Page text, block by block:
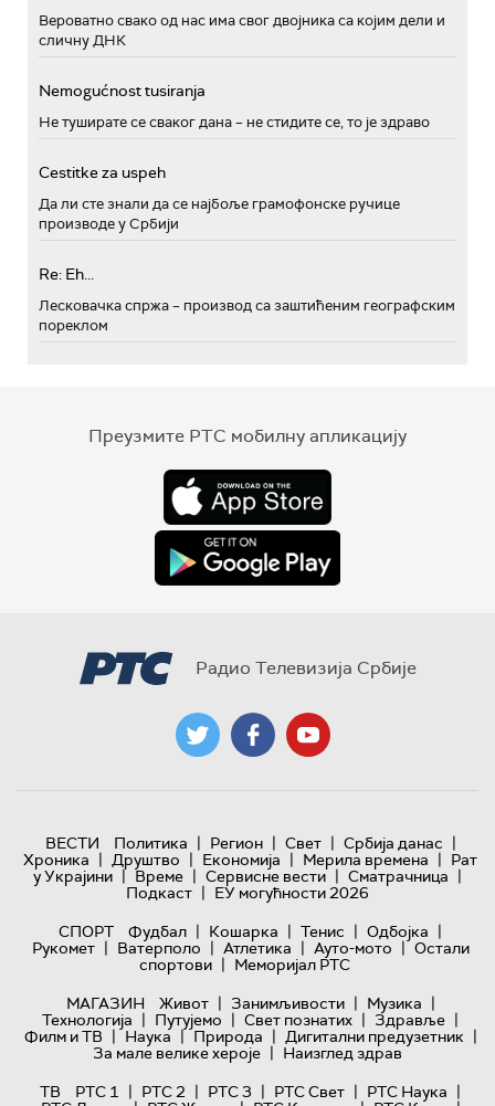
Вероватно свако од нас има свог двојника са којим дели и
сличну ДНК
Nemogućnost tusiranja
Не туширате се сваког дана – не стидите се, то је здраво
Cestitke za uspeh
Да ли сте знали да се најбоље грамофонске ручице
производе у Србији
Re: Eh...
Лесковачка спржа – производ са заштићеним географским
пореклом
Преузмите РТС мобилну апликацију
Радио Телевизија Србије
ВЕСТИ Политика | Регион | Свет | Србија данас |
Хроника | Друштво | Економија | Мерила времена | Рат
у Украјини | Време | Сервисне вести | Сматрачница |
Подкаст | ЕУ могућности 2026
СПОРТ
Фудбал | Кошарка | Тенис | Одбојка |
Рукомет | Ватерполо | Атлетика | Ауто-мото | Остали
спортови | Меморијал РТС
МАГАЗИН
Живот | Занимљивости | Музика |
Технологијa | Путујемо | Свет познатих | Здравље |
Филм и ТВ | Наука | Природа | Дигитални предузетник |
За мале велике хероје | Наизглед здрав
ТВ
РТС 1 | РТС 2 | РТС 3 | РТС Свет | РТС Наука |